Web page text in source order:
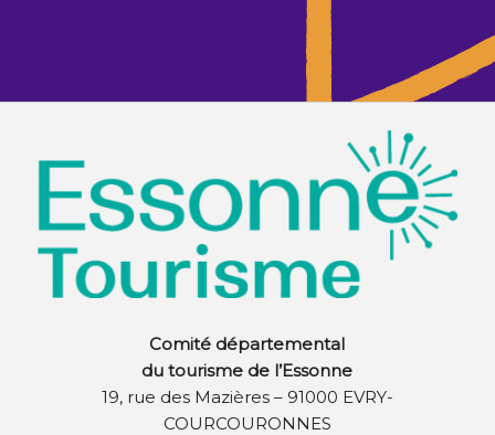
Comité départemental
du tourisme de l’Essonne
19, rue des Mazières – 91000 EVRY-
COURCOURONNES